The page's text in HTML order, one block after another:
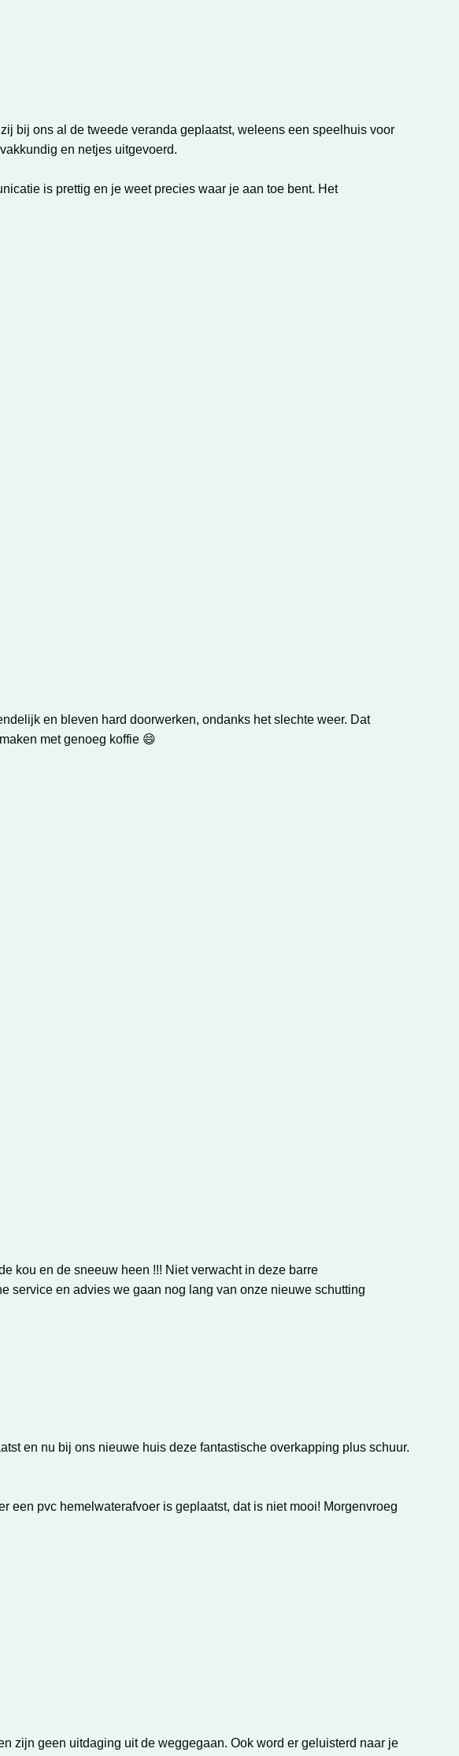
bij ons al de tweede veranda geplaatst, weleens een speelhuis voor
en netjes uitgevoerd.
is prettig en je weet precies waar je aan toe bent. Het
en bleven hard doorwerken, ondanks het slechte weer. Dat
met genoeg koffie 😄
kou en de sneeuw heen !!! Niet verwacht in deze barre
service en advies we gaan nog lang van onze nieuwe schutting
en nu bij ons nieuwe huis deze fantastische overkapping plus schuur.
een pvc hemelwaterafvoer is geplaatst, dat is niet mooi! Morgenvroeg
zijn geen uitdaging uit de weggegaan. Ook word er geluisterd naar je